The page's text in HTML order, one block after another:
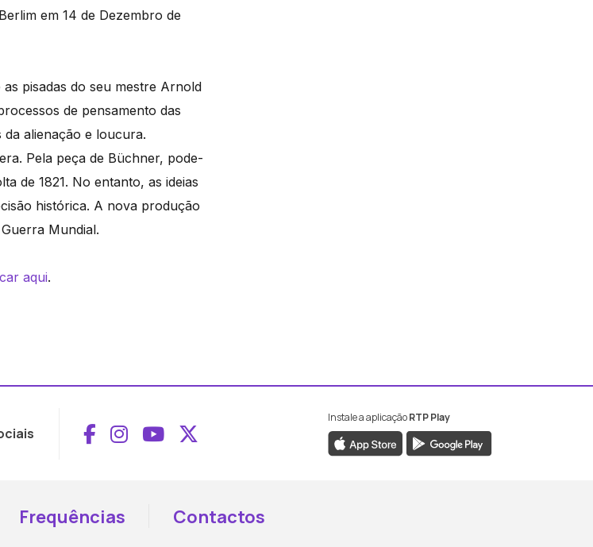
em 14 de Dezembro de
pisadas do seu mestre Arnold
de pensamento das
alienação e loucura.
Pela peça de Büchner, pode-
de 1821. No entanto, as ideias
histórica. A nova produção
Mundial.
aqui.
Aceder ao Facebook da RTP Antena 2
Aceder ao Instagram da RTP Antena 2
Aceder ao YouTube da RTP Antena 2
Aceder ao X da RTP Antena 2
Instale a aplicaçãoRTP Play
Frequências Contactos